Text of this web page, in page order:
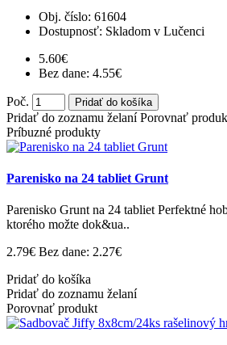
Obj. číslo: 61604
Dostupnosť: Skladom v Lučenci
5.60€
Bez dane: 4.55€
Poč. Pridať do košíka
Pridať do zoznamu želaní Porovnať
Príbuzné produkty
Parenisko na 24 tabliet Grunt
Parenisko Grunt na 24 tabliet Perfektné
ktorého možte dok&ua..
2.79€ Bez dane: 2.27€
Pridať do košíka
Pridať do zoznamu želaní
Porovnať produkt